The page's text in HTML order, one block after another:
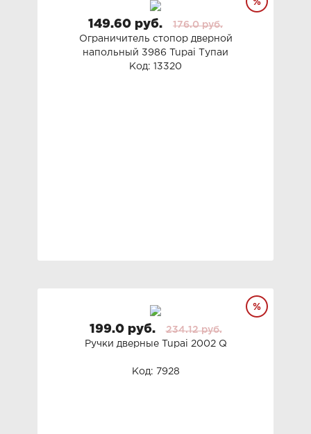
149.60 руб.
176.0 руб.
Ограничитель стопор дверной
напольный 3986 Tupai Тупаи
Код: 13320
199.0 руб.
234.12 руб.
Ручки дверные Tupai 2002 Q
Код: 7928